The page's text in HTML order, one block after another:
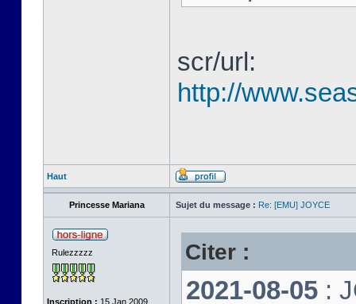
scr/url:
http://
Haut
Princesse Mariana Sujet du message : Re: [EMU] JOYCE
Rulezzzzz
Inscription : 15 Jan 2009,
Citer :
2021-08-05 :